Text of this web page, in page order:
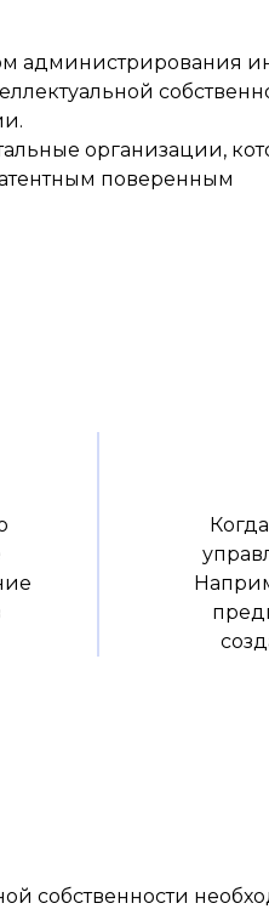
организации,
поверенным
собственности